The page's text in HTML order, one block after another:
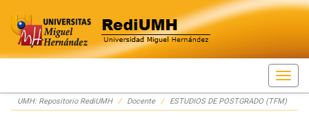
Skip
navigation
UMH: Repositorio RediUMH Docente ESTUDIOS DE POSTGRADO (TFM)